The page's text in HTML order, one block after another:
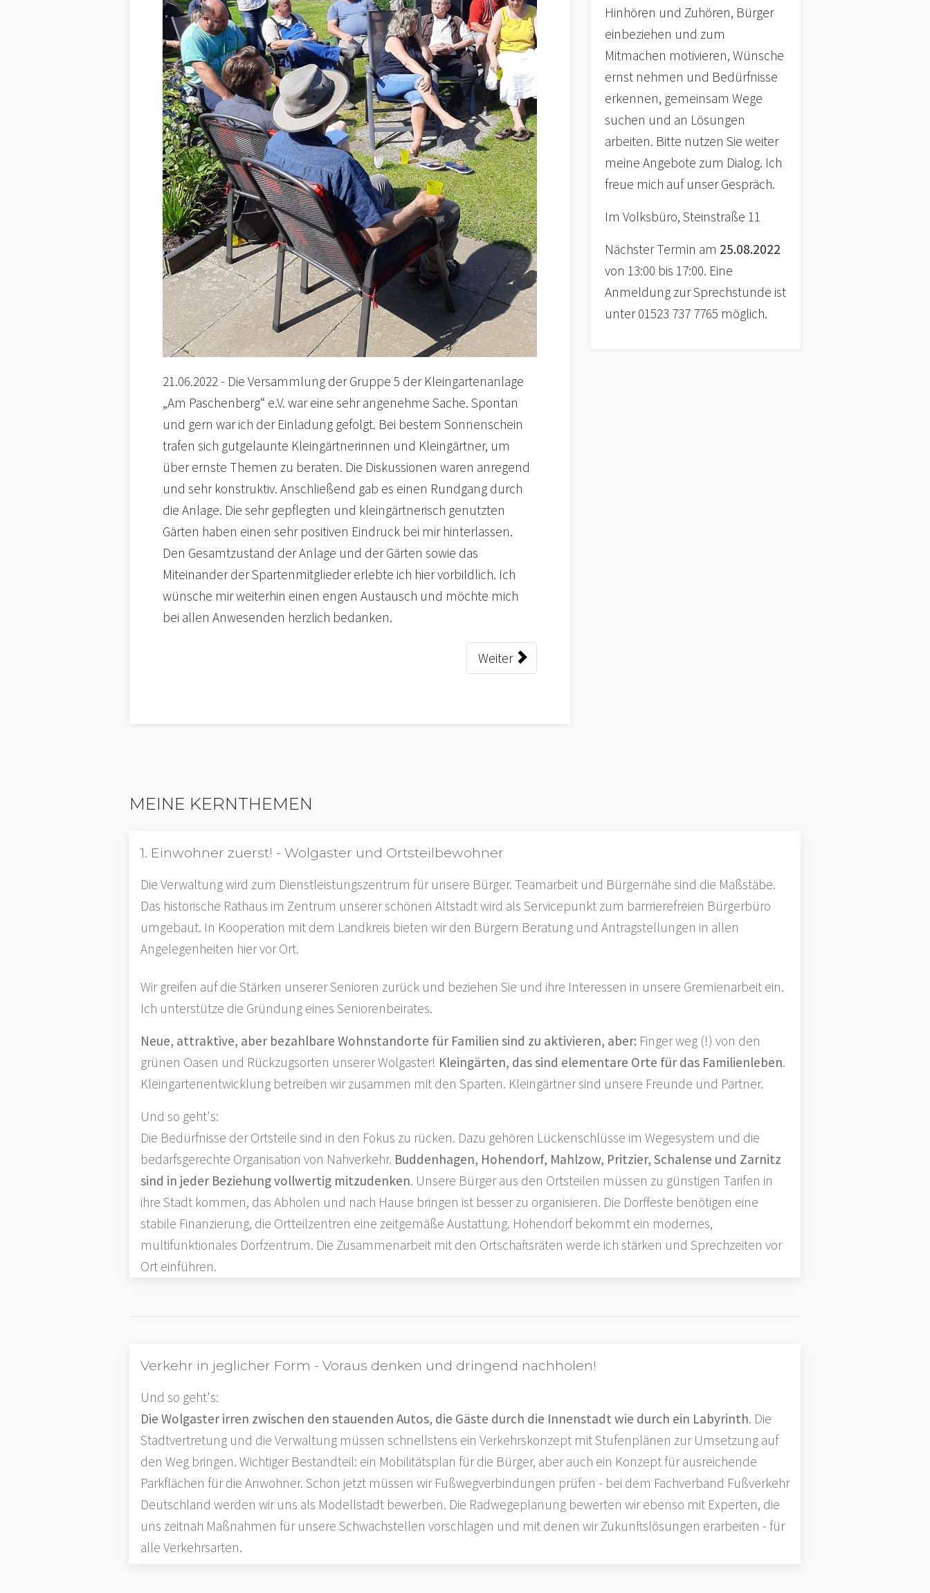
21.06.2022 - Die Versammlung der Gruppe 5 der Kleingartenanlage
„Am Paschenberg“ e.V. war eine sehr angenehme Sache. Spontan
und gern war ich der Einladung gefolgt. Bei bestem Sonnenschein
trafen sich gutgelaunte Kleingärtnerinnen und Kleingärtner, um
über ernste Themen zu beraten. Die Diskussionen waren anregend
und sehr konstruktiv. Anschließend gab es einen Rundgang durch
die Anlage. Die sehr gepflegten und kleingärtnerisch genutzten
Gärten haben einen sehr positiven Eindruck bei mir hinterlassen.
Den Gesamtzustand der Anlage und der Gärten sowie das
Miteinander der Spartenmitglieder erlebte ich hier vorbildlich. Ich
wünsche mir weiterhin einen engen Austausch und möchte mich
bei allen Anwesenden herzlich bedanken.
Weiter
Hinhören und Zuhören, Bürger
einbeziehen und zum
Mitmachen motivieren, Wünsche
ernst nehmen und Bedürfnisse
erkennen, gemeinsam Wege
suchen und an Lösungen
arbeiten. Bitte nutzen Sie weiter
meine Angebote zum Dialog. Ich
freue mich auf unser Gespräch.
Im Volksbüro, Steinstraße 11
Nächster Termin am 25.08.2022
von 13:00 bis 17:00. Eine
Anmeldung zur Sprechstunde ist
unter 01523 737 7765 möglich.
MEINE KERNTHEMEN
1. Einwohner zuerst! - Wolgaster und Ortsteilbewohner
Die Verwaltung wird zum Dienstleistungszentrum für unsere Bürger. Teamarbeit und Bürgernähe sind die Maßstäbe.
Das historische Rathaus im Zentrum unserer schönen Altstadt wird als Servicepunkt zum barrrierefreien Bürgerbüro
umgebaut. In Kooperation mit dem Landkreis bieten wir den Bürgern Beratung und Antragstellungen in allen
Angelegenheiten hier vor Ort.
Wir greifen auf die Stärken unserer Senioren zurück und beziehen Sie und ihre Interessen in unsere Gremienarbeit ein.
Ich unterstütze die Gründung eines Seniorenbeirates.
Neue, attraktive, aber bezahlbare Wohnstandorte für Familien sind zu aktivieren, aber: Finger weg (!) von den
grünen Oasen und Rückzugsorten unserer Wolgaster! Kleingärten, das sind elementare Orte für das Familienleben.
Kleingartenentwicklung betreiben wir zusammen mit den Sparten. Kleingärtner sind unsere Freunde und Partner.
Und so geht's:
Die Bedürfnisse der Ortsteile sind in den Fokus zu rücken. Dazu gehören Lückenschlüsse im Wegesystem und die
bedarfsgerechte Organisation von Nahverkehr. Buddenhagen, Hohendorf, Mahlzow, Pritzier, Schalense und Zarnitz
sind in jeder Beziehung vollwertig mitzudenken. Unsere Bürger aus den Ortsteilen müssen zu günstigen Tarifen in
ihre Stadt kommen, das Abholen und nach Hause bringen ist besser zu organisieren. Die Dorffeste benötigen eine
stabile Finanzierung, die Ortteilzentren eine zeitgemäße Austattung. Hohendorf bekommt ein modernes,
multifunktionales Dorfzentrum. Die Zusammenarbeit mit den Ortschaftsräten werde ich stärken und Sprechzeiten vor
Ort einführen.
Verkehr in jeglicher Form - Voraus denken und dringend nachholen!
Und so geht's:
Die Wolgaster irren zwischen den stauenden Autos, die Gäste durch die Innenstadt wie durch ein Labyrinth. Die
Stadtvertretung und die Verwaltung müssen schnellstens ein Verkehrskonzept mit Stufenplänen zur Umsetzung auf
den Weg bringen. Wichtiger Bestandteil: ein Mobilitätsplan für die Bürger, aber auch ein Konzept für ausreichende
Parkflächen für die Anwohner. Schon jetzt müssen wir Fußwegverbindungen prüfen - bei dem Fachverband Fußverkehr
Deutschland werden wir uns als Modellstadt bewerben. Die Radwegeplanung bewerten wir ebenso mit Experten, die
uns zeitnah Maßnahmen für unsere Schwachstellen vorschlagen und mit denen wir Zukunftslösungen erarbeiten - für
alle Verkehrsarten.